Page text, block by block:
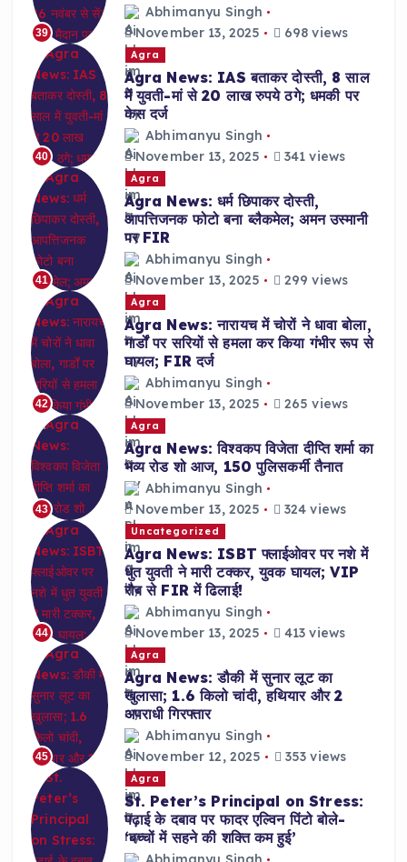
39
Abhimanyu Singh
November 13, 2025
698 views
40
Agra
Agra News: IAS बताकर दोस्ती, 8 साल
में युवती-मां से 20 लाख रुपये ठगे; धमकी पर
केस दर्ज
Abhimanyu Singh
November 13, 2025
341 views
41
Agra
Agra News: धर्म छिपाकर दोस्ती,
आपत्तिजनक फोटो बना ब्लैकमेल; अमन उस्मानी
पर FIR
Abhimanyu Singh
November 13, 2025
299 views
42
Agra
Agra News: नारायच में चोरों ने धावा बोला,
गार्डों पर सरियों से हमला कर किया गंभीर रूप से
घायल; FIR दर्ज
Abhimanyu Singh
November 13, 2025
265 views
43
Agra
Agra News: विश्वकप विजेता दीप्ति शर्मा का
भव्य रोड शो आज, 150 पुलिसकर्मी तैनात
Abhimanyu Singh
November 13, 2025
324 views
44
Uncategorized
Agra News: ISBT फ्लाईओवर पर नशे में
धुत युवती ने मारी टक्कर, युवक घायल; VIP
रौब से FIR में ढिलाई!
Abhimanyu Singh
November 13, 2025
413 views
45
Agra
Agra News: डौकी में सुनार लूट का
खुलासा; 1.6 किलो चांदी, हथियार और 2
अपराधी गिरफ्तार
Abhimanyu Singh
November 12, 2025
353 views
Agra
St. Peter’s Principal on Stress:
पढ़ाई के दबाव पर फादर एल्विन पिंटो बोले-
‘बच्चों में सहने की शक्ति कम हुई’